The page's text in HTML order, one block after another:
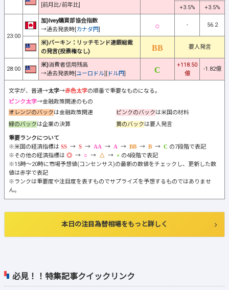
必見！！特集記事クイックリンク
[前月比/前年比]
+3.5%
+3.5%
23:00
加)Ivey購買部協会指数
→過去発表時[カナダ円]
- 56.2
米)バーキン：リッチモンド連銀総裁
の発言(投票権なし)
要人発言
28:00
米)消費者信用残高
→過去発表時[ユーロドル][ ドル円]
+118.50
億
-1.82億
文字が、普通→太字→赤色太字の順番で重要なものになる。
ピンク太字→金融政策関連のもの
オレンジのバックは金融政策関連 ピンクのバックは米国の材料
緑のバックは企業の決算 黄のバックは要人発言
重要ランクについて
※米国の経済指標は
→ → → → → →
の7段階で表記
※その他の経済指標は
→ → →
の4段階で表記
※15時～20時に市場予想値(コンセンサス)の最新の数値をチェックし、更新した数
値は赤字で表記
※ランクは重要度や注目度を表すものでサプライズを予想するものではありませ
ん。
本日の注目為替相場をもっと詳しく